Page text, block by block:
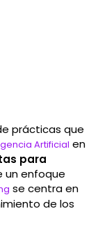
prácticas que
Artificial en
para
un enfoque
se centra en
de los